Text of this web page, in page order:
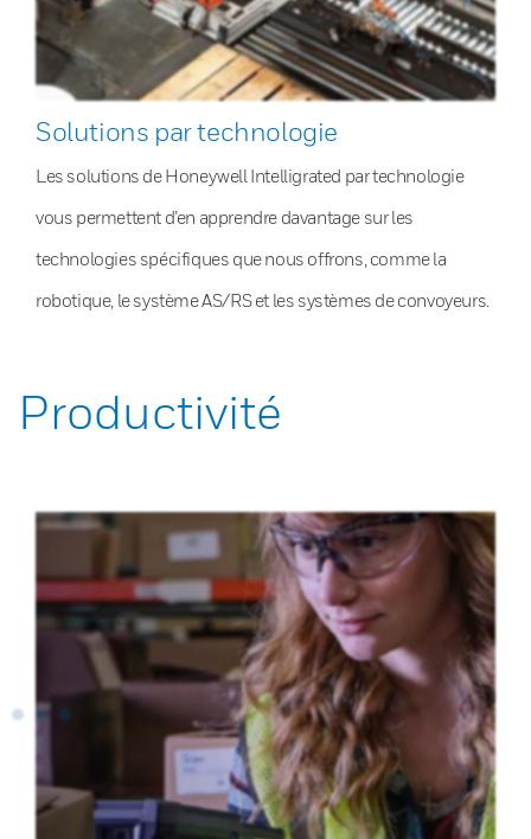
Solutions par technologie
Les solutions de Honeywell Intelligrated par technologie
vous permettent d’en apprendre davantage sur les
technologies spécifiques que nous offrons, comme la
robotique, le système AS/RS et les systèmes de convoyeurs.
Productivité